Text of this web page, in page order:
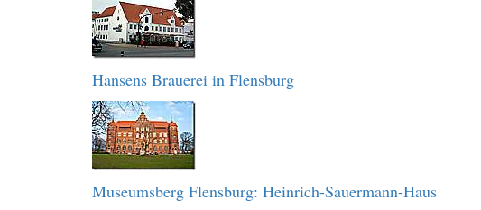
Hansens Brauerei in Flensburg
Museumsberg Flensburg: Heinrich-Sauermann-Haus